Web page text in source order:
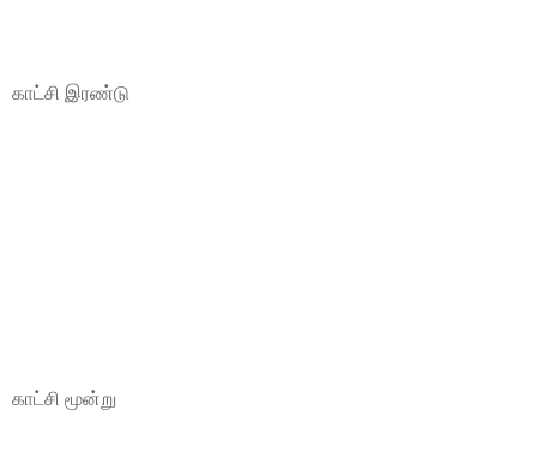
காட்சி இரண்டு
காட்சி மூன்று